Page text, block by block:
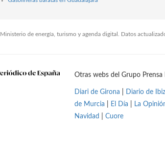
de energía, turismo y agenda digital. Datos
Otras webs del Grupo Prensa
Diari de Girona Diario de
de Murcia
El Día La
Navidad
Cuore